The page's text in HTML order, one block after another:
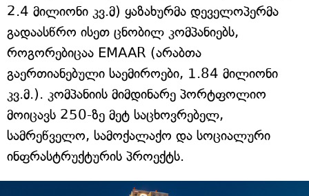
2.4 მილიონი კვ.მ) ყაზახურმა დეველოპერმა
გადაასწრო ისეთ ცნობილ კომპანიებს,
როგორებიცაა EMAAR (არაბთა
გაერთიანებული საემიროები, 1.84 მილიონი
კვ.მ.). კომპანიის მიმდინარე პორტფოლიო
მოიცავს 250-ზე მეტ საცხოვრებელ,
სამრეწველო, სამოქალაქო და სოციალური
ინფრასტრუქტურის პროექტს.